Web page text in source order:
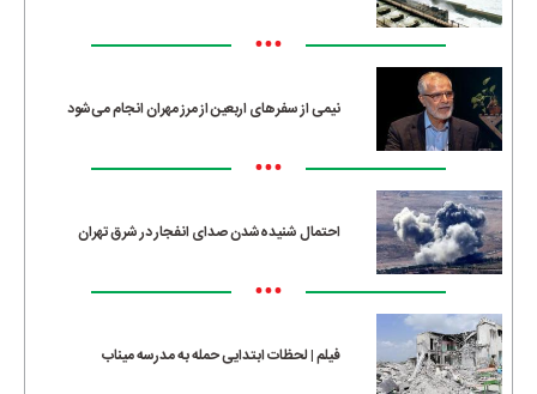
•••
نیمی از سفرهای اربعین از مرز مهران انجام می‌شود
•••
احتمال شنیده‌شدن صدای انفجار در شرق تهران
•••
فیلم | لحظات ابتدایی حمله به مدرسه میناب